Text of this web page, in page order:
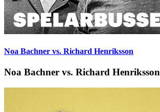
Noa Bachner vs. Richard Henriksson
Noa Bachner vs. Richard Henriksson